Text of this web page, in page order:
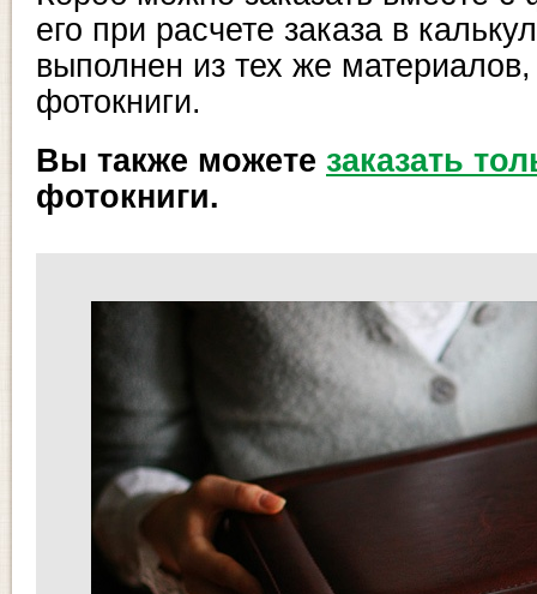
его при расчете заказа в
выполнен из тех же
фотокниги.
Вы также можете заказать
фотокниги.